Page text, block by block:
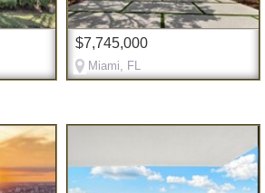
$7,745,000
Miami, FL